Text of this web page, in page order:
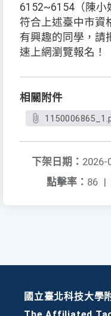
6152~6154（陳小
符合上述臺中市資
有興趣的同學，請
速上網瀏覽報名！
相關附件
下架日期： 2026-
點擊率： 86 |
國立臺北科技大學